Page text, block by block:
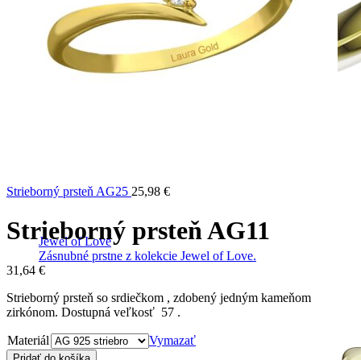
Jewel of Love
Zásnubné prstne z kolekcie Jewel of Love.
Strieborný prsteň AG25 25,98 €
Strieborný prsteň AG11
31,64 €
Strieborný prsteň so srdiečkom , zdobený jedným kameňom
zirkónom. Dostupná veľkosť 57 .
Materiál Vymazať